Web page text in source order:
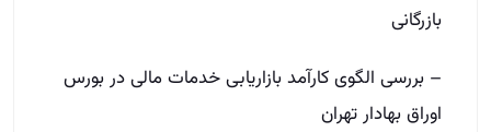
بازرگانی
– بررسی الگوی كارآمد بازاریابی خدمات مالی در بورس
اوراق بهادار تهران